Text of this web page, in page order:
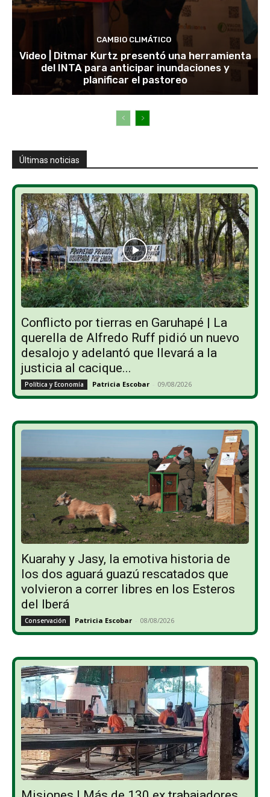
CAMBIO CLIMÁTICO
Video | Ditmar Kurtz presentó una herramienta
del INTA para anticipar inundaciones y
planificar el pastoreo
Últimas noticias
Conflicto por tierras en Garuhapé | La
querella de Alfredo Ruff pidió un nuevo
desalojo y adelantó que llevará a la
justicia al cacique...
Política y Economía Patricia Escobar - 09/08/2026
Kuarahy y Jasy, la emotiva historia de
los dos aguará guazú rescatados que
volvieron a correr libres en los Esteros
del Iberá
Conservación Patricia Escobar - 08/08/2026